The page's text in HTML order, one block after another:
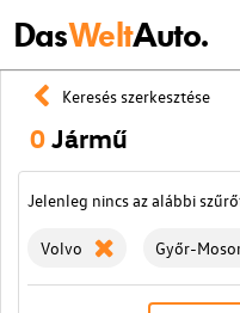
DasWeltAuto.
Keresés szerkesztése
0Jármű
Jelenleg nincs az alábbi
Volvo Győr-